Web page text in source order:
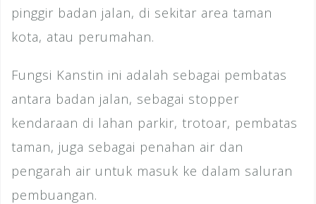
pinggir badan jalan, di sekitar area taman
kota, atau perumahan.
Fungsi Kanstin ini adalah sebagai pembatas
antara badan jalan, sebagai stopper
kendaraan di lahan parkir, trotoar, pembatas
taman, juga sebagai penahan air dan
pengarah air untuk masuk ke dalam saluran
pembuangan.